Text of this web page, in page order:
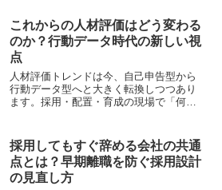
これからの人材評価はどう変わる
のか？行動データ時代の新しい視
点
人材評価トレンドは今、自己申告型から
行動データ型へと大きく転換しつつあり
ます。採用・配置・育成の現場で「何を
採用してもすぐ辞める会社の共通
点とは？早期離職を防ぐ採用設計
の見直し方